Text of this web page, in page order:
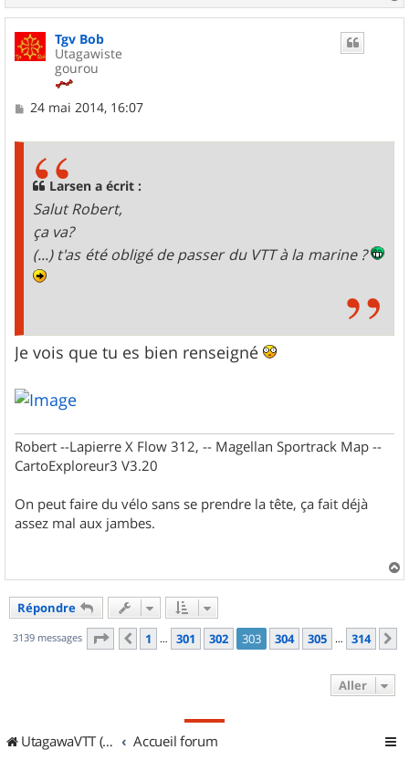
a
u
Tgv Bob
Utagawiste
gourou
M
24 mai 2014, 16:07
Larsen a écrit :
Salut Robert,
ça va?
(...) t'as été obligé de passer du VTT à la marine ?
Je vois que tu es bien renseigné
Robert --Lapierre X Flow 312, -- Magellan Sportrack Map --
CartoExploreur3 V3.20
On peut faire du vélo sans se prendre la tête, ça fait déjà
assez mal aux jambes.
a
Répondre
3139 messages Page 303 sur314
Précédent
1 … 301 302 303 304 305 … 314
Aller
UtagawaVTT (Randos VTT et VTTAE avec traces GPS) Accueil forum